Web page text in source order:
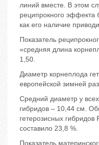
линий вместе. В этом
реципрокного
как его наличие
Показатель
«средняя длина
1,50.
Диаметр корнеплода
европейской зимней
Средний диаметр у
гибридов – 10,44 см.
гетерозисных гибридов
составило 23,8 %.
Показатель